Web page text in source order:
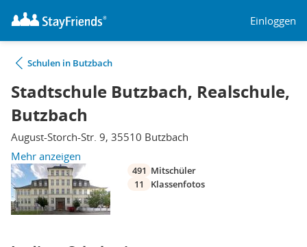
Einloggen
Schulen in Butzbach
Stadtschule Butzbach, Realschule,
Butzbach
August-Storch-Str. 9, 35510 Butzbach
Mehr anzeigen
491 Mitschüler
11
Klassenfotos